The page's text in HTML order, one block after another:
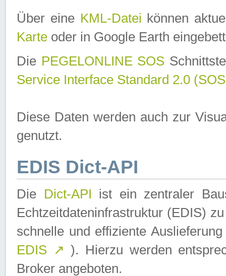
Über eine KML-Datei können
Karte oder in Google Earth
Die PEGELONLINE SOS
Service Interface Standard 2.0
Diese Daten werden auch zur
genutzt.
EDIS Dict-API
Die Dict-API ist ein zentraler
Echtzeitdateninfrastruktur (EDIS)
schnelle und effiziente
EDIS ↗ ). Hierzu werden
Broker angeboten.